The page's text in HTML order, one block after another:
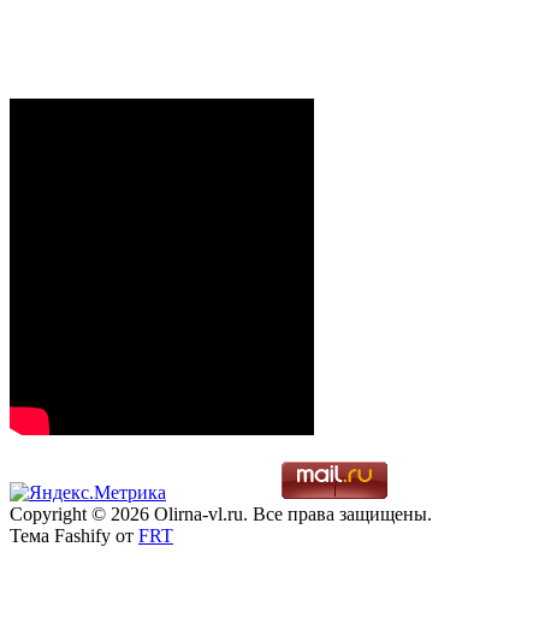
Copyright © 2026 Olirna-vl.ru. Все права защищены.
Тема Fashify от FRT